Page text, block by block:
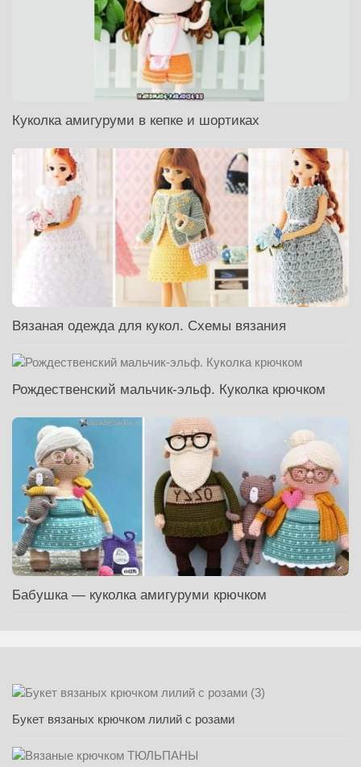
Куколка амигуруми в кепке и шортиках
Вязаная одежда для кукол. Схемы вязания
Рождественский мальчик-эльф. Куколка крючком
Бабушка — куколка амигуруми крючком
Букет вязаных крючком лилий с розами